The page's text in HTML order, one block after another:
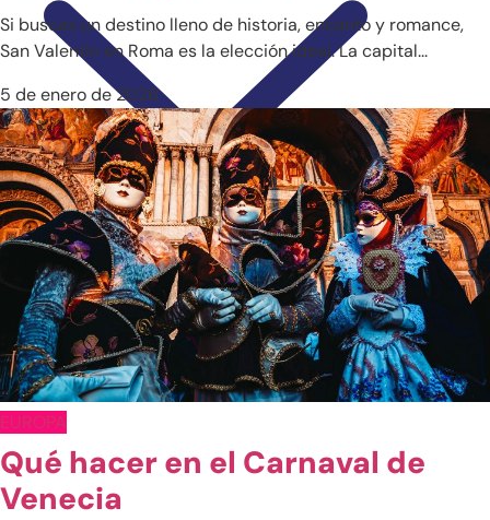
Europa África América
Asia
Alemania
España
Francia
Grecia
Si buscas un destino lleno de historia, encanto y romance,
San Valentín en Roma es la elección ideal. La capital...
5 de enero de 2026
EUROPA
Qué hacer en el Carnaval de
Venecia